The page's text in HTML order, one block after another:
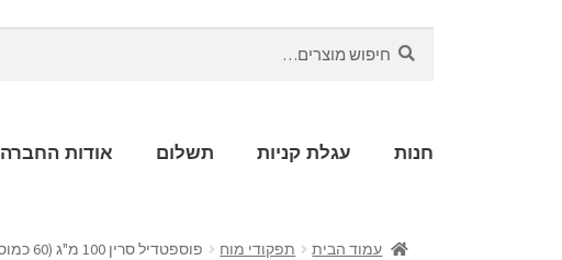
חנות עגלת קניות תשלום אודות החברה
עמוד הבית תפקודי מוח פוספטדיל סרין 100 מ"ג (60 כמוסות)